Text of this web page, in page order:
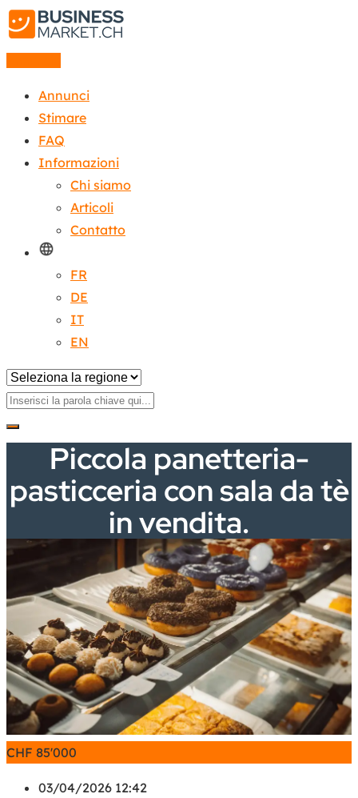
Annunci
Stimare
FAQ
Informazioni
Chi siamo
Articoli
Contatto
FR
DE
IT
EN
Piccola panetteria-
pasticceria con sala da tè
in vendita.
CHF 85'000
03/04/2026 12:42